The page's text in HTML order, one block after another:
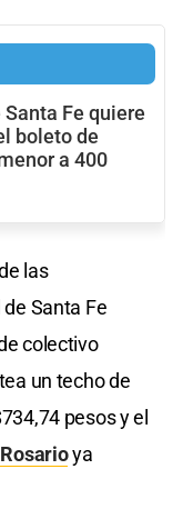
Fe quiere
boleto de
a 400
las
Santa Fe
colectivo
un techo de
pesos y el
ya